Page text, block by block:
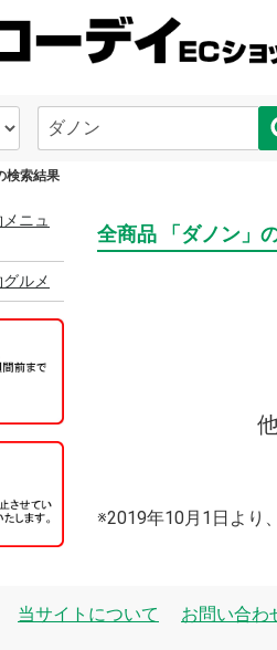
検索結果
ニュ
ルメ
全商品 「ダノン」
※2019年10月1日より
当サイトについて お問い合わ